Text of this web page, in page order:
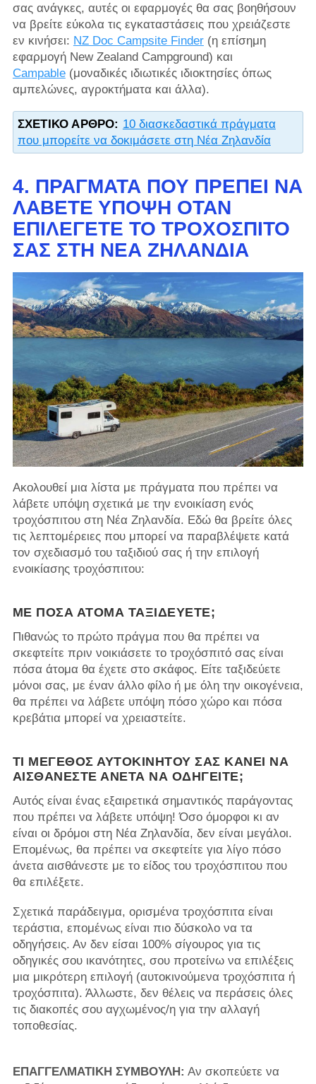
σας ανάγκες, αυτές οι εφαρμογές θα σας βοηθήσουν
να βρείτε εύκολα τις εγκαταστάσεις που χρειάζεστε
εν κινήσει: NZ Doc Campsite Finder(η επίσημη
εφαρμογή New Zealand Campground) και
Campable(μοναδικές ιδιωτικές ιδιοκτησίες όπως
αμπελώνες, αγροκτήματα και άλλα).
ΣΧΕΤΙΚΌ ΆΡΘΡΟ: 10 διασκεδαστικά πράγματα
που μπορείτε να δοκιμάσετε στη Νέα Ζηλανδία
4. ΠΡΆΓΜΑΤΑ ΠΟΥ ΠΡΈΠΕΙ ΝΑ
ΛΆΒΕΤΕ ΥΠΌΨΗ ΌΤΑΝ
ΕΠΙΛΈΓΕΤΕ ΤΟ ΤΡΟΧΌΣΠΙΤΌ
ΣΑΣ ΣΤΗ ΝΈΑ ΖΗΛΑΝΔΊΑ
Ακολουθεί μια λίστα με πράγματα που πρέπει να
λάβετε υπόψη σχετικά με την ενοικίαση ενός
τροχόσπιτου στη Νέα Ζηλανδία. Εδώ θα βρείτε όλες
τις λεπτομέρειες που μπορεί να παραβλέψετε κατά
τον σχεδιασμό του ταξιδιού σας ή την επιλογή
ενοικίασης τροχόσπιτου:
ΜΕ ΠΌΣΑ ΆΤΟΜΑ ΤΑΞΙΔΕΎΕΤΕ;
Πιθανώς το πρώτο πράγμα που θα πρέπει να
σκεφτείτε πριν νοικιάσετε το τροχόσπιτό σας είναι
πόσα άτομα θα έχετε στο σκάφος. Είτε ταξιδεύετε
μόνοι σας, με έναν άλλο φίλο ή με όλη την οικογένεια,
θα πρέπει να λάβετε υπόψη πόσο χώρο και πόσα
κρεβάτια μπορεί να χρειαστείτε.
ΤΙ ΜΈΓΕΘΟΣ ΑΥΤΟΚΙΝΉΤΟΥ ΣΑΣ ΚΆΝΕΙ ΝΑ
ΑΙΣΘΆΝΕΣΤΕ ΆΝΕΤΑ ΝΑ ΟΔΗΓΕΊΤΕ;
Αυτός είναι ένας εξαιρετικά σημαντικός παράγοντας
που πρέπει να λάβετε υπόψη! Όσο όμορφοι κι αν
είναι οι δρόμοι στη Νέα Ζηλανδία, δεν είναι μεγάλοι.
Επομένως, θα πρέπει να σκεφτείτε για λίγο πόσο
άνετα αισθάνεστε με το είδος του τροχόσπιτου που
θα επιλέξετε.
Σχετικά παράδειγμα, ορισμένα τροχόσπιτα είναι
τεράστια, επομένως είναι πιο δύσκολο να τα
οδηγήσεις. Αν δεν είσαι 100% σίγουρος για τις
οδηγικές σου ικανότητες, σου προτείνω να επιλέξεις
μια μικρότερη επιλογή (αυτοκινούμενα τροχόσπιτα ή
τροχόσπιτα). Άλλωστε, δεν θέλεις να περάσεις όλες
τις διακοπές σου αγχωμένος/η για την αλλαγή
τοποθεσίας.
ΕΠΑΓΓΕΛΜΑΤΙΚΗ ΣΥΜΒΟΥΛΗ: Αν σκοπεύετε να